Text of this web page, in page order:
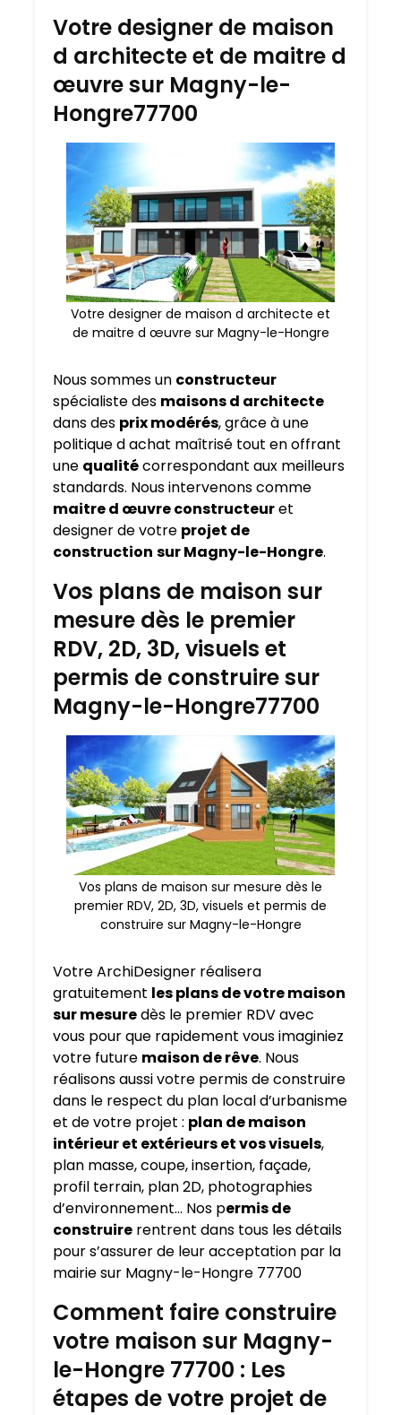
Votre designer de maison
d architecte et de maitre d
œuvre sur Magny-le-
Hongre77700
Votre designer de maison d architecte et
de maitre d œuvre sur Magny-le-Hongre
Nous sommes un constructeur
spécialiste des maisons d architecte
dans des prix modérés, grâce à une
politique d achat maîtrisé tout en offrant
une qualitécorrespondant aux meilleurs
standards. Nous intervenons comme
maitre d œuvre constructeuret
designer de votre projet de
construction sur Magny-le-Hongre.
Vos plans de maison sur
mesure dès le premier
RDV, 2D, 3D, visuels et
permis de construire sur
Magny-le-Hongre77700
Vos plans de maison sur mesure dès le
premier RDV, 2D, 3D, visuels et permis de
construire sur Magny-le-Hongre
Votre ArchiDesigner réalisera
gratuitement les plans de votre maison
sur mesuredès le premier RDV avec
vous pour que rapidement vous imaginiez
votre future maison de rêve. Nous
réalisons aussi votre permis de construire
dans le respect du plan local d’urbanisme
et de votre projet : plan de maison
intérieur et extérieurs et vos visuels,
plan masse, coupe, insertion, façade,
profil terrain, plan 2D, photographies
d’environnement… Nos permis de
construire rentrent dans tous les détails
pour s’assurer de leur acceptation par la
mairie sur Magny-le-Hongre 77700
Comment faire construire
votre maison sur Magny-
le-Hongre 77700 : Les
étapes de votre projet de